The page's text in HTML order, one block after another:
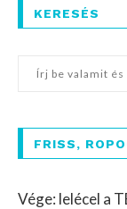
KERESÉS
FRISS,
Vége: lelécel a